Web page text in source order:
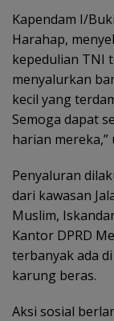
Kapendam I/
Harahap,
kepedulian TNI
menyalurkan
kecil yang
Semoga dapat
harian mereka,”
Penyaluran
dari kawasan
Muslim,
Kantor DPRD
terbanyak ada
karung beras.
Aksi sosial